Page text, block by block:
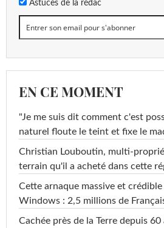
Astuces de la rédac
EN CE MOMENT
"Je me suis dit comment c'est
naturel floute le teint et fixe le
Christian Louboutin, multi-
terrain qu'il a acheté dans cette
Cette arnaque massive et
Windows : 2,5 millions de
Cachée près de la Terre depuis